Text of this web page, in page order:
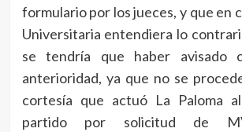
formulario por los jueces, y que en
Universitaria entendiera lo
se tendría que haber avisado
anterioridad, ya que no se
cortesía que actuó La Paloma
partido por solicitud de